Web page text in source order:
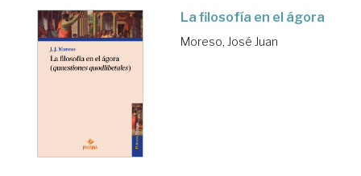
La filosofía en el ágora
Moreso, José Juan